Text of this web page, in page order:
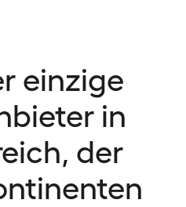
einzige
in
der